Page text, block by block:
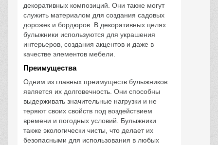
декоративных композиций. Они также могут
служить материалом для создания садовых
дорожек и бордюров. В декоративных целях
булыжники используются для украшения
интерьеров, создания акцентов и даже в
качестве элементов мебели.
Преимущества
Одним из главных преимуществ булыжников
является их долговечность. Они способны
выдерживать значительные нагрузки и не
теряют своих свойств под воздействием
времени и погодных условий. Булыжники
также экологически чисты, что делает их
безопасными для использования в любых